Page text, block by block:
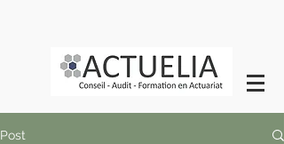
Post